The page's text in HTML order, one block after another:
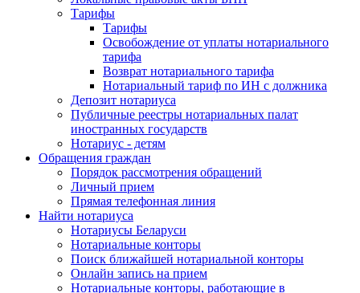
Тарифы
Тарифы
Освобождение от уплаты нотариального
тарифа
Возврат нотариального тарифа
Нотариальный тариф по ИН с должника
Депозит нотариуса
Публичные реестры нотариальных палат
иностранных государств
Нотариус - детям
Обращения граждан
Порядок рассмотрения обращений
Личный прием
Прямая телефонная линия
Найти нотариуса
Нотариусы Беларуси
Нотариальные конторы
Поиск ближайшей нотариальной конторы
Онлайн запись на прием
Нотариальные конторы, работающие в